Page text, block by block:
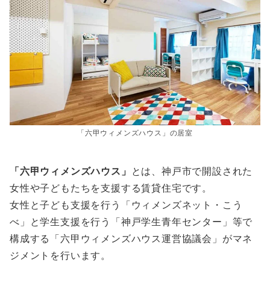
「六甲ウィメンズハウス」の居室
「六甲ウィメンズハウス」 とは、神戸市で開設された
女性や子どもたちを支援する賃貸住宅です。
女性と子ども支援を行う「ウィメンズネット・こう
べ」と学生支援を行う「神戸学生青年センター」等で
構成する「六甲ウィメンズハウス運営協議会」がマネ
ジメントを行います。